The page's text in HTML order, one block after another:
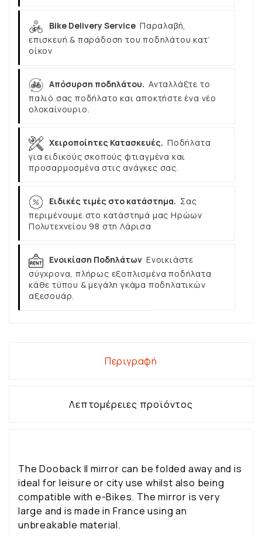
Bike Delivery Service Παραλαβή,
επισκευή & παράδοση του ποδηλάτου κατ’
οίκον
Απόσυρση ποδηλάτου. Ανταλλάξτε το
παλιό σας ποδήλατο και αποκτήστε ένα νέο
ολοκαίνουριο.
Χειροποίητες Κατασκευές. Ποδήλατα
για ειδικούς σκοπούς φτιαγμένα και
προσαρμοσμένα στις ανάγκες σας.
Ειδικές τιμές στο κατάστημα. Σας
περιμένουμε στο κατάστημά μας Ηρώων
Πολυτεχνείου 98 στη Λάρισα
Ενοικίαση Ποδηλάτων Ενοικιάστε
σύγχρονα, πλήρως εξοπλισμένα ποδήλατα
κάθε τύπου & μεγάλη γκάμα ποδηλατικών
αξεσουάρ.
Περιγραφή
Λεπτομέρειες προϊόντος
The Dooback II mirror can be folded away and is
ideal for leisure or city use whilst also being
compatible with e-Bikes. The mirror is very
large and is made in France using an
unbreakable material.